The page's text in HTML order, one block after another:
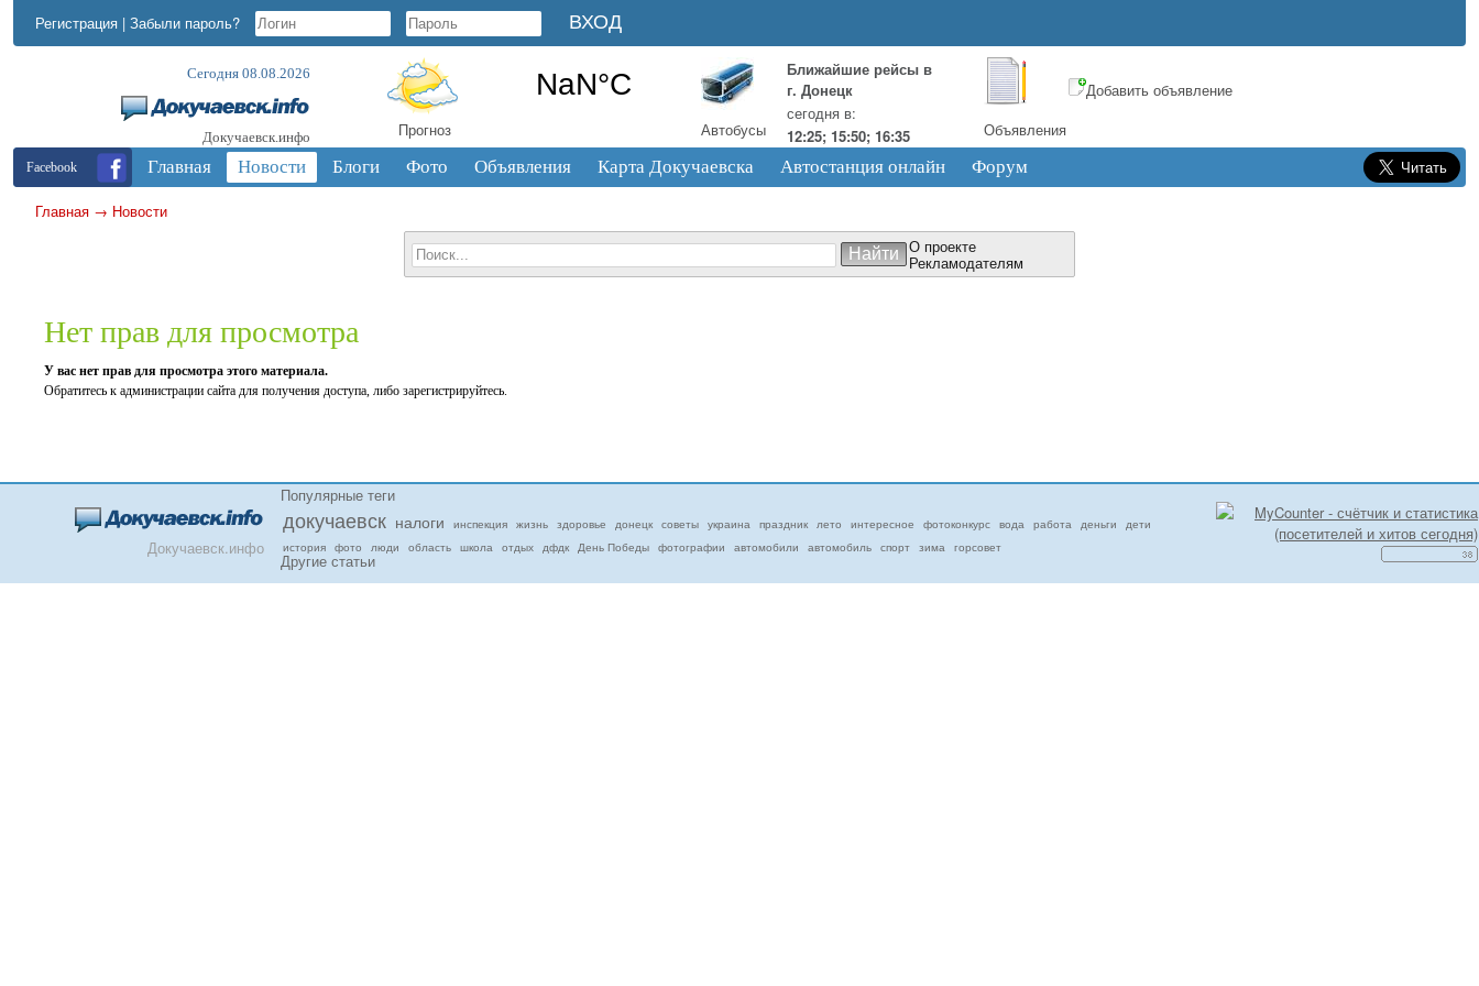
Регистрация | Забыли пароль?
Сегодня 08.08.2026
Докучаевск.инфо Прогноз Автобусы
Ближайшие рейсы в
г. Донецк
сегодня в:
12:25; 15:50; 16:35
Объявления
Добавить объявление
Facebook Главная Новости Блоги Фото Объявления Карта Докучаевска Автостанция онлайн Форум
Главная → Новости
О проекте
Рекламодателям
Нет прав для просмотра
У вас нет прав для просмотра этого материала.
Обратитесь к администрации сайта для получения доступа, либо зарегистрируйтесь.
Популярные теги
докучаевск налоги инспекция жизнь здоровье донецк советы украина праздник лето интересное фотоконкурс вода работа деньги
дети
история фото люди область школа отдых дфдк День Победы фотографии автомобили автомобиль спорт зима горсовет
Другие статьи
Докучаевск.инфо